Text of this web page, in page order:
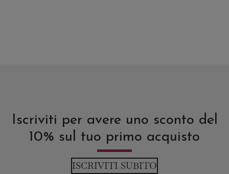
Iscriviti per avere uno sconto del
10% sul tuo primo acquisto
ISCRIVITI SUBITO